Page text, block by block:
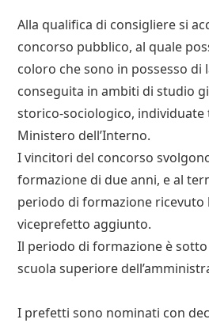
Alla qualifica di consigliere si
concorso pubblico, al quale
coloro che sono in possesso di
conseguita in ambiti di studio
storico-sociologico,
Ministero dell’Interno.
I vincitori del concorso
formazione di due anni, e al
periodo di formazione ricevuto
viceprefetto aggiunto.
Il periodo di formazione è
scuola superiore
I prefetti sono nominati con